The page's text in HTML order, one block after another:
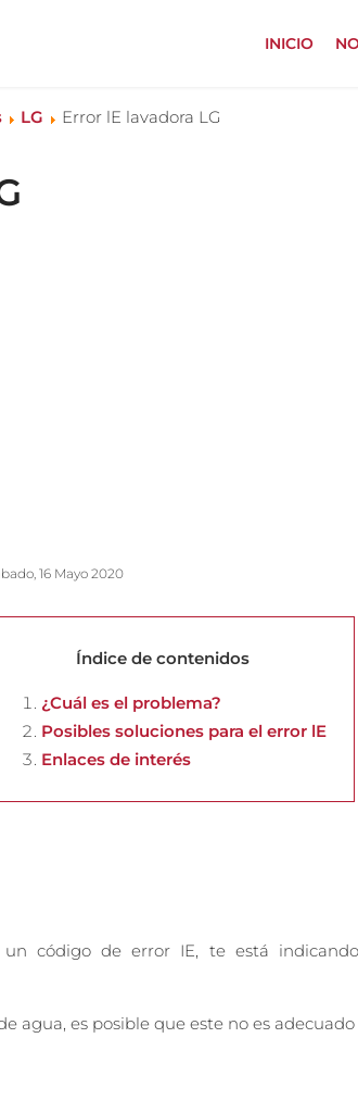
INICIO
LG Error lE lavadora LG
16 Mayo 2020
Índice de contenidos
¿Cuál es el problema?
Posibles soluciones para el error lE
Enlaces de interés
código de error IE, te está
agua, es posible que este no es